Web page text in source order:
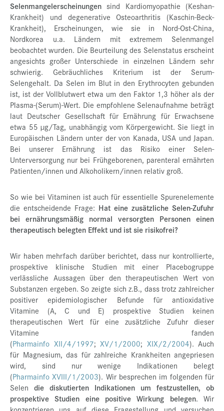
Selenmangelerscheinungen sind Kardiomyopathie (Keshan-
Krankheit) und degenerative Osteoarthritis (Kaschin-Beck-
Krankheit), Erscheinungen, wie sie in Nord-Ost-China,
Nordkorea u.a. Ländern mit extremem Selenmangel
beobachtet wurden. Die Beurteilung des Selenstatus erscheint
angesichts großer Unterschiede in einzelnen Ländern sehr
schwierig. Gebräuchliches Kriterium ist der Serum-
Selengehalt. Da Selen im Blut in den Erythrocyten gebunden
ist, ist der Vollblutwert etwa um den Faktor 1,3 höher als der
Plasma-(Serum)-Wert. Die empfohlene Selenaufnahme beträgt
laut Deutscher Gesellschaft für Ernährung für Erwachsene
etwa 55 µg/Tag, unabhängig vom Körpergewicht. Sie liegt in
Europäischen Ländern unter der von Kanada, USA und Japan.
Bei unserer Ernährung ist das Risiko einer Selen-
Unterversorgung nur bei Frühgeborenen, parenteral ernährten
Patienten/innen und Alkoholikern/innen relativ groß.
So wie bei Vitaminen ist auch für essentielle Spurenelemente
die entscheidende Frage: Hat eine zusätzliche Selen-Zufuhr
bei ernährungsmäßig normal versorgten Personen einen
therapeutisch belegten Effekt und ist sie risikofrei?
Wir haben mehrfach darüber berichtet, dass nur kontrollierte,
prospektive klinische Studien mit einer Placebogruppe
verlässliche Aussagen über den therapeutischen Wert von
Substanzen ergeben. So zeigte sich z.B., dass trotz zahlreicher
positiver epidemiologischer Befunde für antioxidative
Vitamine (A, C und E) prospektive Studien keinen
therapeutischen Wert für eine zusätzliche Zufuhr dieser
Vitamine fanden
(Pharmainfo XII/4/1997; XV/1/2000; XIX/2/2004). Auch
für Magnesium, das für zahlreiche Krankheiten angepriesen
wird, sind nur wenige Indikationen belegt
(Pharmainfo XVIII/1/2003). Wir besprechen im folgenden für
Selen die diskutierten Indikationen um festzustellen, ob
prospektive Studien eine positive Wirkung belegen. Wir